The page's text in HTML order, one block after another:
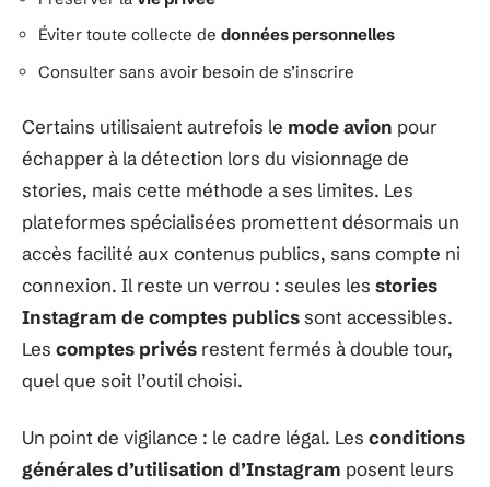
Éviter toute collecte de données personnelles
Consulter sans avoir besoin de s’inscrire
Certains utilisaient autrefois le mode avion pour
échapper à la détection lors du visionnage de
stories, mais cette méthode a ses limites. Les
plateformes spécialisées promettent désormais un
accès facilité aux contenus publics, sans compte ni
connexion. Il reste un verrou : seules les stories
Instagram de comptes publicssont accessibles.
Les comptes privés restent fermés à double tour,
quel que soit l’outil choisi.
Un point de vigilance : le cadre légal. Les conditions
générales d’utilisation d’Instagram posent leurs